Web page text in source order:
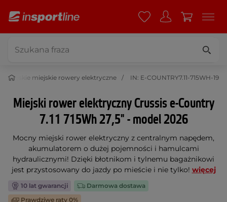
Męskie miejskie rowery elektryczne IN: E-COUNTRY7.11-715WH-19
Miejski rower elektryczny Crussis e-Country
7.11 715Wh 27,5" - model 2026
Mocny miejski rower elektryczny z centralnym napędem,
akumulatorem o dużej pojemności i hamulcami
hydraulicznymi! Dzięki błotnikom i tylnemu bagażnikowi
jest przystosowany do jazdy po mieście i nie tylko! więcej
10 lat gwarancji
Darmowa dostawa
Prawdziwe raty 0%